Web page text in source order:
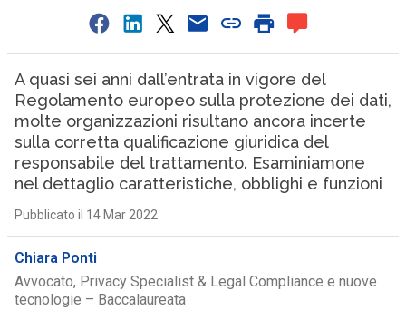
A quasi sei anni dall’entrata in vigore del
Regolamento europeo sulla protezione dei dati,
molte organizzazioni risultano ancora incerte
sulla corretta qualificazione giuridica del
responsabile del trattamento. Esaminiamone
nel dettaglio caratteristiche, obblighi e funzioni
Pubblicato il 14 Mar 2022
Chiara Ponti
Avvocato, Privacy Specialist & Legal Compliance e nuove
tecnologie – Baccalaureata